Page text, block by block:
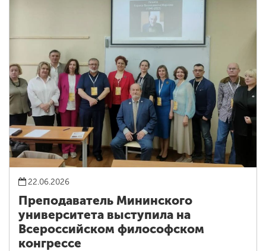
22.06.2026
Преподаватель Мининского
университета выступила на
Всероссийском философском
конгрессе